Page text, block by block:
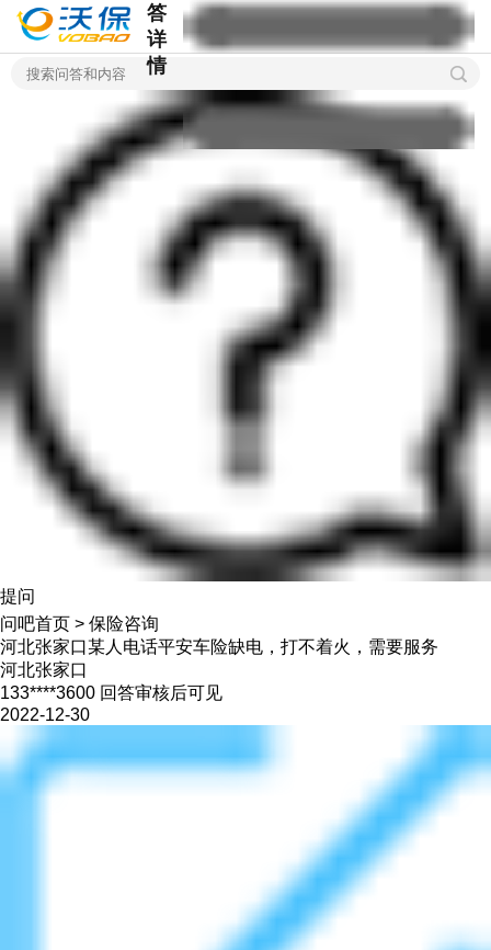
答
详
情
提问
问吧首页 > 保险咨询
河北张家口某人电话平安车险缺电，打不着火，需要服务
河北张家口
133****3600 回答审核后可见
2022-12-30